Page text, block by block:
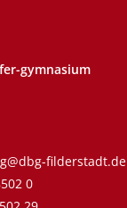
gymnasium
filderstadt.de
0